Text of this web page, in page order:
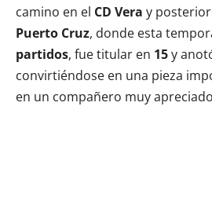
camino en el CD Vera y
Puerto Cruz, donde esta
partidos, fue titular en 15y
convirtiéndose en una pieza
en un compañero muy